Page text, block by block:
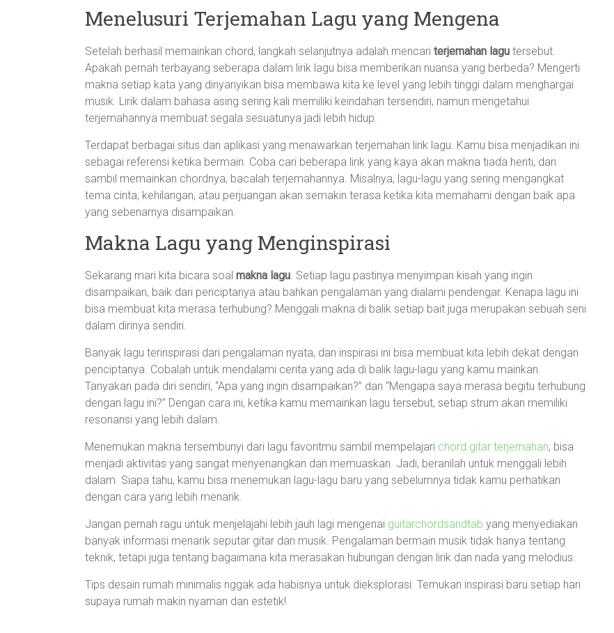
Menelusuri Terjemahan Lagu yang Mengena
Setelah berhasil memainkan chord, langkah selanjutnya adalah mencari terjemahan lagu tersebut.
Apakah pernah terbayang seberapa dalam lirik lagu bisa memberikan nuansa yang berbeda? Mengerti
makna setiap kata yang dinyanyikan bisa membawa kita ke level yang lebih tinggi dalam menghargai
musik. Lirik dalam bahasa asing sering kali memiliki keindahan tersendiri, namun mengetahui
terjemahannya membuat segala sesuatunya jadi lebih hidup.
Terdapat berbagai situs dan aplikasi yang menawarkan terjemahan lirik lagu. Kamu bisa menjadikan ini
sebagai referensi ketika bermain. Coba cari beberapa lirik yang kaya akan makna tiada henti, dan
sambil memainkan chordnya, bacalah terjemahannya. Misalnya, lagu-lagu yang sering mengangkat
tema cinta, kehilangan, atau perjuangan akan semakin terasa ketika kita memahami dengan baik apa
yang sebenarnya disampaikan.
Makna Lagu yang Menginspirasi
Sekarang mari kita bicara soal makna lagu. Setiap lagu pastinya menyimpan kisah yang ingin
disampaikan, baik dari penciptanya atau bahkan pengalaman yang dialami pendengar. Kenapa lagu ini
bisa membuat kita merasa terhubung? Menggali makna di balik setiap bait juga merupakan sebuah seni
dalam dirinya sendiri.
Banyak lagu terinspirasi dari pengalaman nyata, dan inspirasi ini bisa membuat kita lebih dekat dengan
penciptanya. Cobalah untuk mendalami cerita yang ada di balik lagu-lagu yang kamu mainkan.
Tanyakan pada diri sendiri, “Apa yang ingin disampaikan?” dan “Mengapa saya merasa begitu terhubung
dengan lagu ini?” Dengan cara ini, ketika kamu memainkan lagu tersebut, setiap strum akan memiliki
resonansi yang lebih dalam.
Menemukan makna tersembunyi dari lagu favoritmu sambil mempelajari chord gitar terjemahan, bisa
menjadi aktivitas yang sangat menyenangkan dan memuaskan. Jadi, beranilah untuk menggali lebih
dalam. Siapa tahu, kamu bisa menemukan lagu-lagu baru yang sebelumnya tidak kamu perhatikan
dengan cara yang lebih menarik.
Jangan pernah ragu untuk menjelajahi lebih jauh lagi mengenai guitarchordsandtab yang menyediakan
banyak informasi menarik seputar gitar dan musik. Pengalaman bermain musik tidak hanya tentang
teknik, tetapi juga tentang bagaimana kita merasakan hubungan dengan lirik dan nada yang melodius.
Tips desain rumah minimalis nggak ada habisnya untuk dieksplorasi. Temukan inspirasi baru setiap hari
supaya rumah makin nyaman dan estetik!